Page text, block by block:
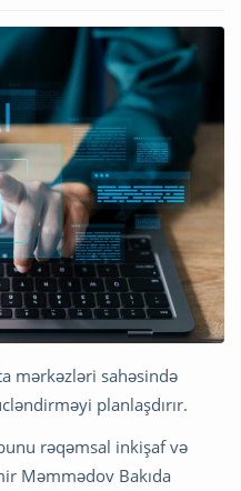
mərkəzləri sahəsində
planlaşdırır.
rəqəmsal inkişaf və
Məmmədov Bakıda